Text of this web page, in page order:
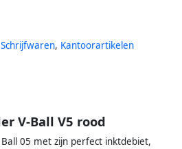
Schrijfwaren, Kantoorartikelen
V-Ball V5 rood
05 met zijn perfect inktdebiet,